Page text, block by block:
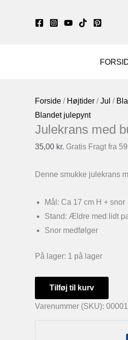
Forside / Højtider /Jul /
Blandet julepynt
Julekrans med
35,00 kr. Gratis Fragt fra
Denne smukke julekrans
Mål: Ca 17 cm H + snor
Stand: Ældre med lidt
Snor medfølger
På lager: 1 på lager
Julekrans
med
Tilføj til kurv
Varenummer (SKU):